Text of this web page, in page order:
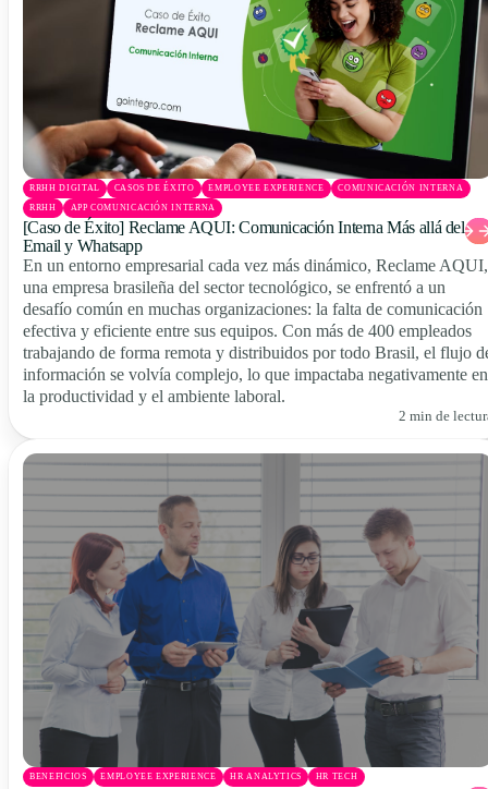
RRHH DIGITAL CASOS DE ÉXITO EMPLOYEE EXPERIENCE COMUNICACIÓN INTERNA
RRHH APP COMUNICACIÓN INTERNA
[Caso de Éxito] Reclame AQUI: Comunicación Interna Más allá del
Email y Whatsapp
En un entorno empresarial cada vez más dinámico, Reclame AQUI,
una empresa brasileña del sector tecnológico, se enfrentó a un
desafío común en muchas organizaciones: la falta de comunicación
efectiva y eficiente entre sus equipos. Con más de 400 empleados
trabajando de forma remota y distribuidos por todo Brasil, el flujo
información se volvía complejo, lo que impactaba negativamente en
la productividad y el ambiente laboral.
2 min de
BENEFICIOS EMPLOYEE EXPERIENCE HR ANALYTICS HR TECH